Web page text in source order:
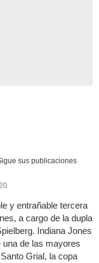
sus publicaciones
y entrañable tercera
a cargo de la dupla
Indiana Jones
de las mayores
Grial, la copa